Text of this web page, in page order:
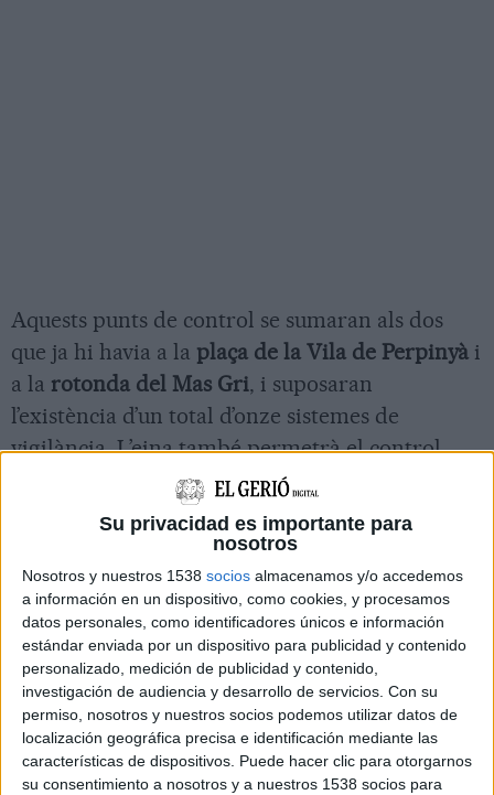
Su privacidad es importante para
nosotros
Nosotros y nuestros 1538 socios almacenamos y/o accedemos
a información en un dispositivo, como cookies, y procesamos
datos personales, como identificadores únicos e información
estándar enviada por un dispositivo para publicidad y contenido
personalizado, medición de publicidad y contenido,
investigación de audiencia y desarrollo de servicios. Con su
permiso, nosotros y nuestros socios podemos utilizar datos de
localización geográfica precisa e identificación mediante las
características de dispositivos. Puede hacer clic para otorgarnos
su consentimiento a nosotros y a nuestros 1538 socios para
Aquests punts de control se sumaran als dos
que ja hi havia a la plaça de la Vila de Perpinyà i
a la rotonda del Mas Gri, i suposaran
l’existència d’un total d’onze sistemes de
vigilància. L’eina també permetrà el control
d'accés d’entrada i sortida de vehicles a la ciutat,
una de les necessitats en l’àmbit policial que ha
posat de manifest la mesura de confinament
per evitar el contagi de lacovid-19.
Els aparells s’instal·laran en set ubicacions dels
sectors deMontilivi,Palau,Montjuïci La
Creueta. Concretament, alscarrers de la Riera
de Can Camaretidel Pic de Peguera, on hi
haurà dues càmeres a cada punt; alcarrer del
Camp d’Or; al barri de Montjuïc ; a l’avinguda de